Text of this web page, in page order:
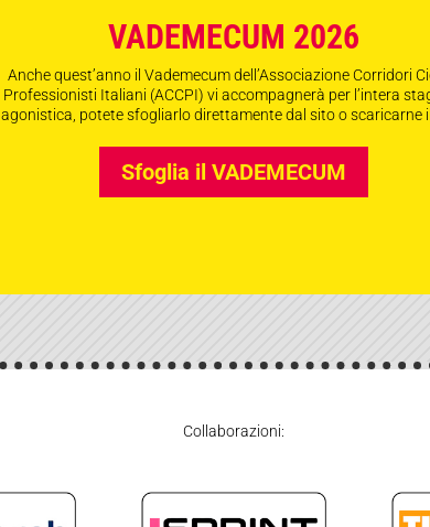
VADEMECUM 2026
Anche quest’anno il Vademecum dell’Associazione Corridori
Professionisti Italiani (ACCPI) vi accompagnerà per l’intera
agonistica, potete sfogliarlo direttamente dal sito o scaricarne il
Sfoglia il VADEMECUM
Collaborazioni: